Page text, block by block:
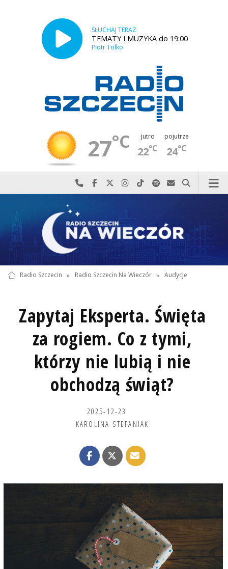
SŁUCHAJ TERAZ
TEMATY I MUZYKA do 19:00
Piotr Tolko
27°C jutro
22°C
pojutrze
24°C
Najlepiej po prostu do nas zadzwoń
Odwiedź nas na Facebook-u
Odwiedź nas na X
Odwiedź nas na Instagram-ie
Odwiedź nas na TikTok-u
Szukaj nas na Spotify
Wyślij do nas
Szukaj
Radio Szczecin » Radio Szczecin Na Wieczór » Audycje
Zapytaj Eksperta. Święta
za rogiem. Co z tymi,
którzy nie lubią i nie
obchodzą świąt?
2025-12-23
KAROLINA STEFANIAK